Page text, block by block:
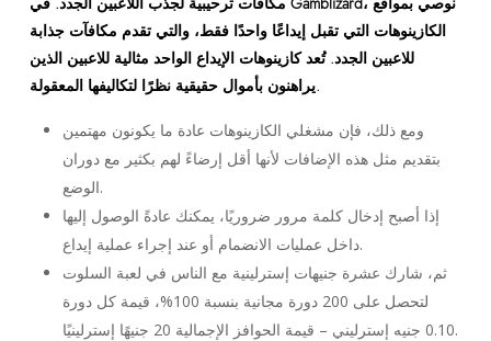
الكازينوهات التي تقبل إيداعًا واحدًا فقط، والتي تقدم مكافآت جذابة
للاعبين الجدد. تُعد كازينوهات الإيداع الواحد مثالية للاعبين الذين
يراهنون بأموال حقيقية نظرًا لتكاليفها المعقولة.
ومع ذلك، فإن مشغلي الكازينوهات عادة ما يكونون مهتمين
بتقديم مثل هذه الإضافات لأنها أقل إرضاءً لهم بكثير مع دوران
الوضع.
إذا أصبح إدخال كلمة مرور ضروريًا، يمكنك عادةً الوصول إليها
داخل عمليات الانضمام أو عند إجراء عملية إيداع.
ثم، شارك عشرة جنيهات إسترلينية مع الناس في لعبة السلوت
لتحصل على 200 دورة مجانية بنسبة 100%، قيمة كل دورة
0.10 جنيه إسترليني – قيمة الحوافز الإجمالية 20 جنيهًا إسترلينيًا.